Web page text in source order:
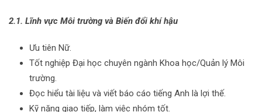
2.1. Lĩnh vực Môi trường và Biến đổi khí hậu
Ưu tiên Nữ.
Tốt nghiệp Đại học chuyên ngành Khoa học/Quản lý Môi
trường.
Đọc hiểu tài liệu và viết báo cáo tiếng Anh là lợi thế.
Kỹ năng giao tiếp, làm việc nhóm tốt.